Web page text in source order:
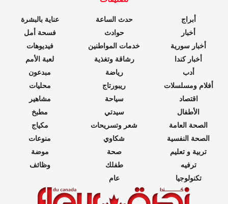
أبراج
أخبار
أخبار سورية
أخبار كندا
أدب
أفلام ومسلسلات
اقتصاد
الأطفال
الصحة العامة
الصحة النفسية
تربية و تعليم
ترفيه
تكنولوجيا
حدث الساعة
حوادث
خدمات المواطنين
رشاقة وتغذية
رياضة
ريبورتاج
سياحة
سيدتي
شعر وتسريحات
شكاوي
صحة
طفلك
عام
عناية بالبشرة
فسحة أمل
فيديوهات
لعبة الأمم
مبدعون
محليات
مشاهير
مطبخ
مكياج
منوعات
موضة
وظائف